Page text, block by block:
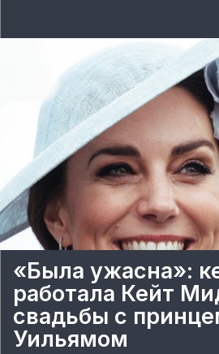
«Была ужасна»:
работала Кейт
свадьбы с
Уильямом